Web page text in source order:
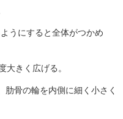
うにすると全体がつかめ
大きく広げる。
骨の輪を内側に細く小さく